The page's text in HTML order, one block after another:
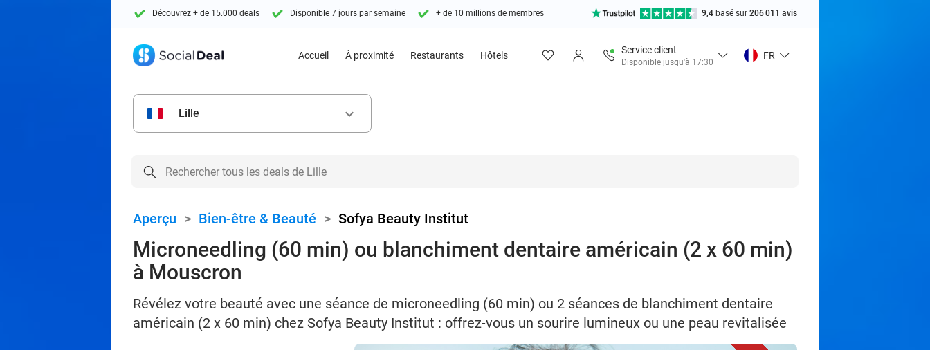
Découvrez + de 15.000 deals Disponible 7 jours par semaine + de 10 millions de membres 9,4 basé sur 206 011 avis
Accueil À proximité Restaurants Hôtels
Service client
Disponible jusqu'à 17:30
FR
Lille keyboard_arrow_down
Aperçu > Bien-être & Beauté > Sofya Beauty Institut
Microneedling (60 min) ou blanchiment dentaire américain (2 x 60 min)
à Mouscron
Révélez votre beauté avec une séance de microneedling (60 min) ou 2 séances de blanchiment dentaire
américain (2 x 60 min) chez Sofya Beauty Institut : offrez-vous un sourire lumineux ou une peau revitalisée